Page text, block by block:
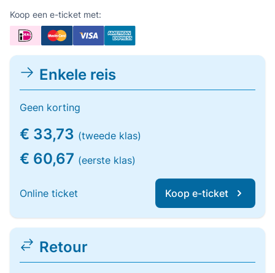
Koop een e-ticket met:
Enkele reis
Geen korting
€ 33,73 (tweede klas)
€ 60,67 (eerste klas)
Online ticket Koop e-ticket
Retour